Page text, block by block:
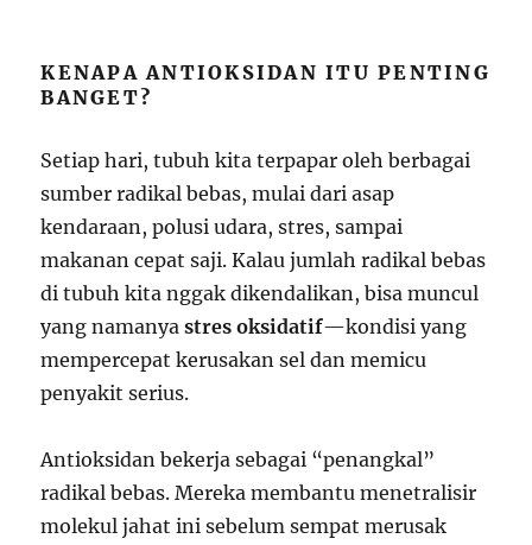
KENAPA ANTIOKSIDAN ITU PENTING
BANGET?
Setiap hari, tubuh kita terpapar oleh berbagai
sumber radikal bebas, mulai dari asap
kendaraan, polusi udara, stres, sampai
makanan cepat saji. Kalau jumlah radikal bebas
di tubuh kita nggak dikendalikan, bisa muncul
yang namanyastres oksidatif—kondisi yang
mempercepat kerusakan sel dan memicu
penyakit serius.
Antioksidan bekerja sebagai “penangkal”
radikal bebas. Mereka membantu menetralisir
molekul jahat ini sebelum sempat merusak